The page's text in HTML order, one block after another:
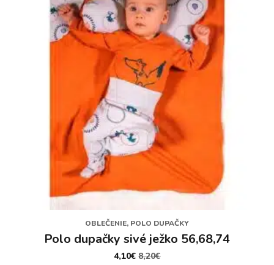
OBLEČENIE, POLO DUPAČKY
Polo dupačky sivé ježko 56,68,74
8,20€
PÔVODNÁ
4,10€ AKTUÁLNA